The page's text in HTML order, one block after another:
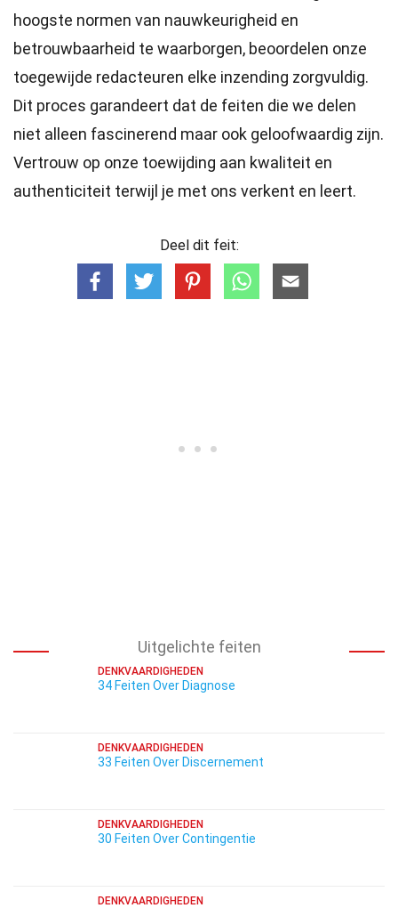
hoogste normen van nauwkeurigheid en
betrouwbaarheid te waarborgen, beoordelen onze
toegewijde redacteuren elke inzending zorgvuldig.
Dit proces garandeert dat de feiten die we delen
niet alleen fascinerend maar ook geloofwaardig zijn.
Vertrouw op onze toewijding aan kwaliteit en
authenticiteit terwijl je met ons verkent en leert.
Deel dit feit:
Uitgelichte feiten
DENKVAARDIGHEDEN
34 Feiten Over Diagnose
DENKVAARDIGHEDEN
33 Feiten Over Discernement
DENKVAARDIGHEDEN
30 Feiten Over Contingentie
DENKVAARDIGHEDEN